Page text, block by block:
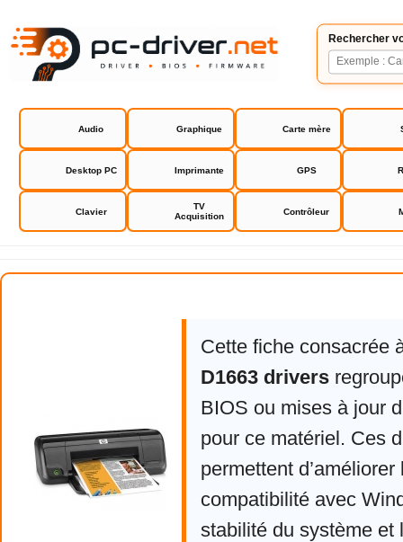
Rechercher
Audio Graphique Carte mère
Desktop PC Imprimante GPS
Clavier
TV
Acquisition
Contrôleur
HP Deskjet D1663 drivers
Cette fiche consacrée
D1663 drivers
BIOS ou mises à jour
pour ce matériel. Ces
permettent d’améliorer
compatibilité avec
stabilité du système et